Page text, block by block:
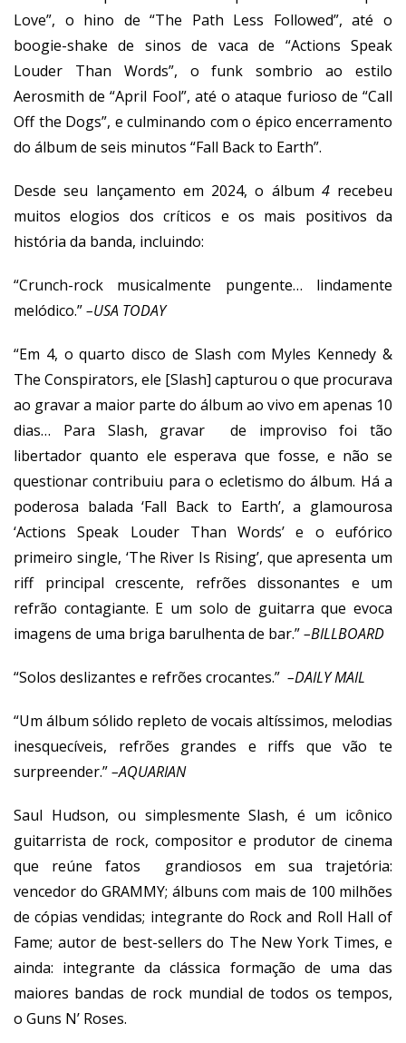
Love”, o hino de “The Path Less Followed”, até o
boogie-shake de sinos de vaca de “Actions Speak
Louder Than Words”, o funk sombrio ao estilo
Aerosmith de “April Fool”, até o ataque furioso de “Call
Off the Dogs”, e culminando com o épico encerramento
do álbum de seis minutos “Fall Back to Earth”.
Desde seu lançamento em 2024, o álbum 4recebeu
muitos elogios dos críticos e os mais positivos da
história da banda, incluindo:
“Crunch-rock musicalmente pungente… lindamente
melódico.”–USA TODAY
“Em 4, o quarto disco de Slash com Myles Kennedy &
The Conspirators, ele [Slash] capturou o que procurava
ao gravar a maior parte do álbum ao vivo em apenas 10
dias… Para Slash, gravar de improviso foi tão
libertador quanto ele esperava que fosse, e não se
questionar contribuiu para o ecletismo do álbum. Há a
poderosa balada ‘Fall Back to Earth’, a glamourosa
‘Actions Speak Louder Than Words’ e o eufórico
primeiro single, ‘The River Is Rising’, que apresenta um
riff principal crescente, refrões dissonantes e um
refrão contagiante. E um solo de guitarra que evoca
imagens de uma briga barulhenta de bar.”–BILLBOARD
“Solos deslizantes e refrões crocantes.” –DAILY MAIL
“Um álbum sólido repleto de vocais altíssimos, melodias
inesquecíveis, refrões grandes e riffs que vão te
surpreender.”–AQUARIAN
Saul Hudson, ou simplesmente Slash, é um icônico
guitarrista de rock, compositor e produtor de cinema
que reúne fatos grandiosos em sua trajetória:
vencedor do GRAMMY; álbuns com mais de 100 milhões
de cópias vendidas; integrante do Rock and Roll Hall of
Fame; autor de best-sellers do The New York Times, e
ainda: integrante da clássica formação de uma das
maiores bandas de rock mundial de todos os tempos,
o Guns N’ Roses.